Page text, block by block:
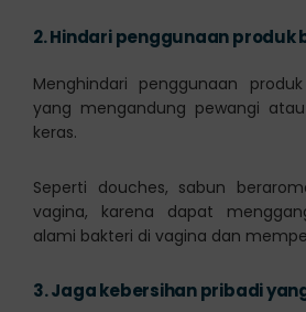
2.Hindari penggunaan produk
Menghindari penggunaan
yang mengandung pewangi
keras.
Seperti douches, sabun
vagina, karena dapat
alami bakteri di vagina dan
3.Jaga kebersihan pribadi